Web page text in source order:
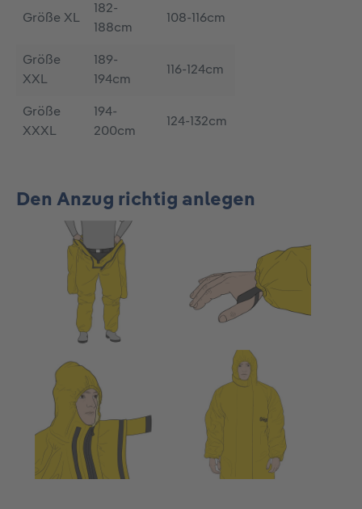
Größe XL
182-
188cm
108-116cm
Größe
XXL
189-
194cm
116-124cm
Größe
XXXL
194-
200cm
124-132cm
Den Anzug richtig anlegen